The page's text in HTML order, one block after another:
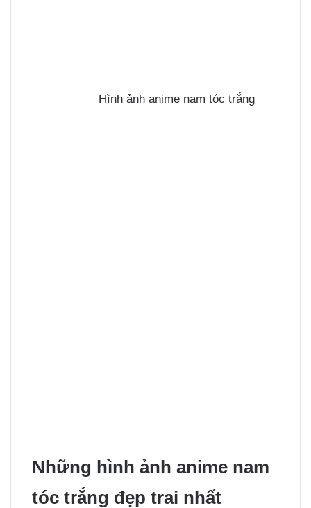
Hình ảnh anime nam tóc trắng
Những hình ảnh anime nam
tóc trắng đẹp trai nhất